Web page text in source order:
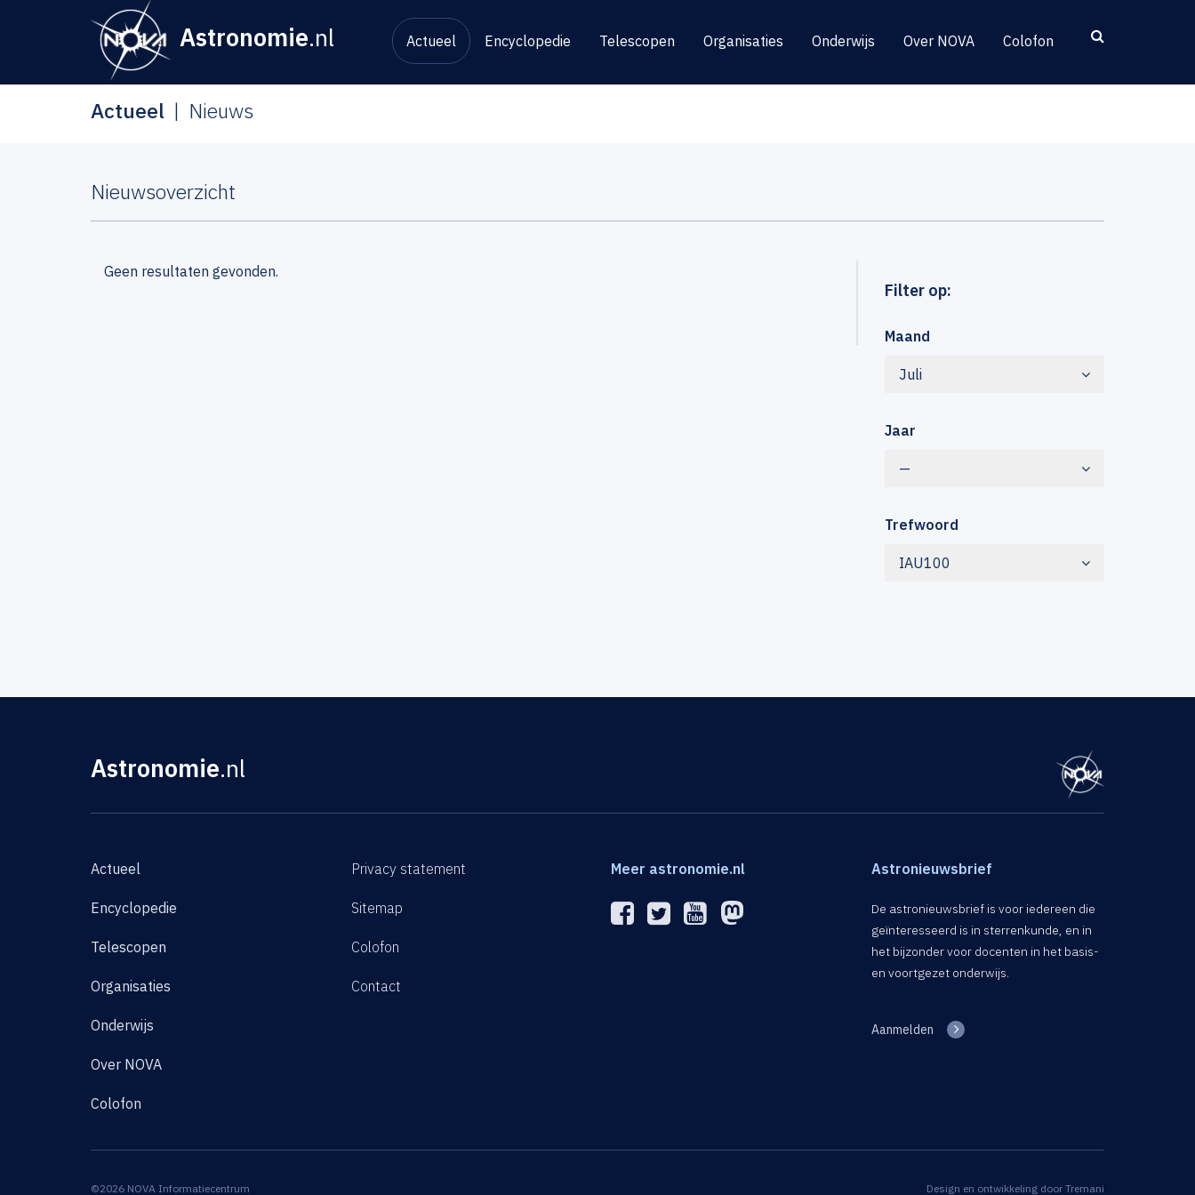
Astronomie.nl Actueel Encyclopedie Telescopen Organisaties Onderwijs Over NOVA Colofon
Actueel Nieuws
Nieuwsoverzicht
Filter op:
Maand
Juli
Jaar
—
Trefwoord
IAU100
Geen resultaten gevonden.
Astronomie.nl
Actueel
Encyclopedie
Telescopen
Organisaties
Onderwijs
Over NOVA
Colofon
Privacy statement
Sitemap
Colofon
Contact
Meer astronomie.nl Astronieuwsbrief
De astronieuwsbrief is voor iedereen die
geïnteresseerd is in sterrenkunde, en in
het bijzonder voor docenten in het basis-
en voortgezet onderwijs.
Aanmelden
©2026 NOVA Informatiecentrum Design en ontwikkeling door Tremani